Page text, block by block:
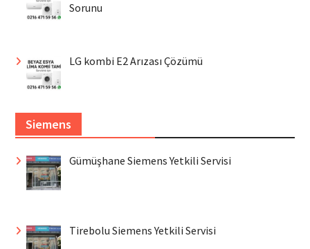
Sorunu
LG kombi E2 Arızası Çözümü
Siemens
Gümüşhane Siemens Yetkili Servisi
Tirebolu Siemens Yetkili Servisi